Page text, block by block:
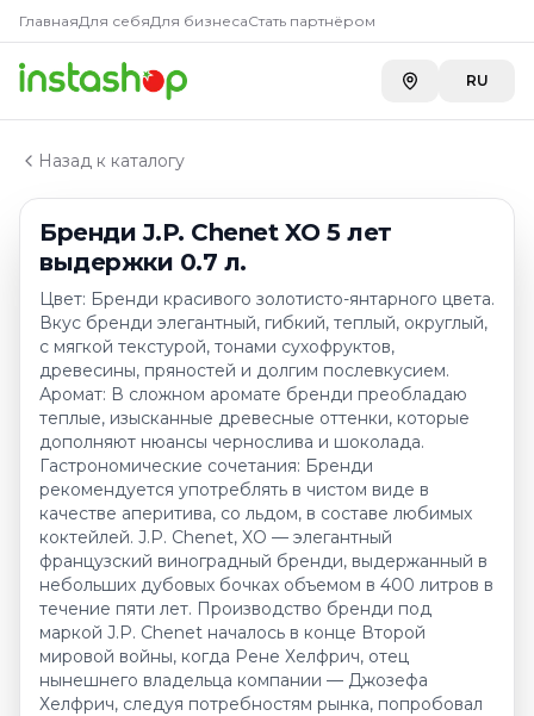
ГлавнаяДля себяДля бизнесаСтать партнёром
RU
Назад к каталогу
Бренди J.P. Chenet XO 5 лет
выдержки 0.7 л.
Цвет: Бренди красивого золотисто-янтарного цвета.
Вкус бренди элегантный, гибкий, теплый, округлый,
с мягкой текстурой, тонами сухофруктов,
древесины, пряностей и долгим послевкусием.
Аромат: В сложном аромате бренди преобладаю
теплые, изысканные древесные оттенки, которые
дополняют нюансы чернослива и шоколада.
Гастрономические сочетания: Бренди
рекомендуется употреблять в чистом виде в
качестве аперитива, со льдом, в составе любимых
коктейлей. J.P. Chenet, XO — элегантный
французский виноградный бренди, выдержанный в
небольших дубовых бочках объемом в 400 литров в
течение пяти лет. Производство бренди под
маркой J.P. Chenet началось в конце Второй
мировой войны, когда Рене Хелфрич, отец
нынешнего владельца компании — Джозефа
Хелфрич, следуя потребностям рынка, попробовал
Главная
Каталог
Бренди
Бренди J.P. Chenet XO 5 лет выдержки 0.7 л.